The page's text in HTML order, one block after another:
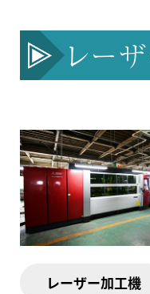
レー
レーザー加工機